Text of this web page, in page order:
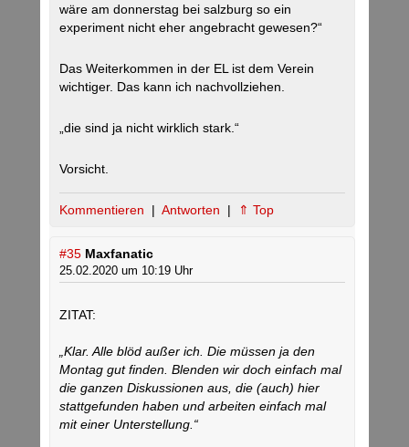
wäre am donnerstag bei salzburg so ein
experiment nicht eher angebracht gewesen?“
Das Weiterkommen in der EL ist dem Verein
wichtiger. Das kann ich nachvollziehen.
„die sind ja nicht wirklich stark.“
Vorsicht.
Kommentieren | Antworten | ⇑ Top
#35 Maxfanatic
25.02.2020 um 10:19 Uhr
ZITAT:
„Klar. Alle blöd außer ich. Die müssen ja den
Montag gut finden. Blenden wir doch einfach mal
die ganzen Diskussionen aus, die (auch) hier
stattgefunden haben und arbeiten einfach mal
mit einer Unterstellung.“